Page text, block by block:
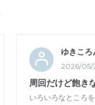
ゆきころ
2026/05/
周回だけど飽き
いろいろなところ